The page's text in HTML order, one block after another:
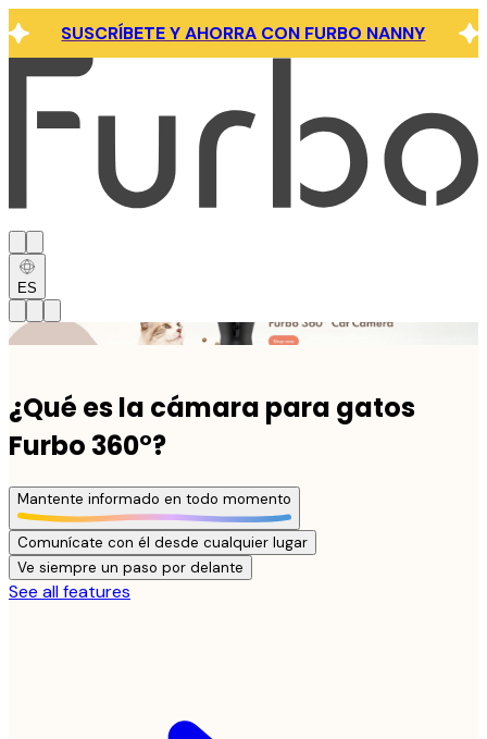
SUSCRÍBETE Y AHORRA CON FURBO NANNY
ES
Click link to view content
¿Qué es la cámara para gatos
Furbo 360°?
Mantente informado en todo momento
Comunícate con él desde cualquier lugar
Ve siempre un paso por delante
See all features